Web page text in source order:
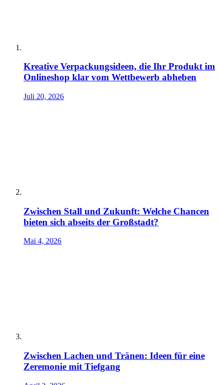
Kreative Verpackungsideen, die Ihr Produkt im
Onlineshop klar vom Wettbewerb abheben
Juli 20, 2026
Zwischen Stall und Zukunft: Welche Chancen
bieten sich abseits der Großstadt?
Mai 4, 2026
Zwischen Lachen und Tränen: Ideen für eine
Zeremonie mit Tiefgang